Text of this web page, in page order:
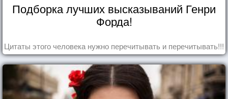
Подборка лучших высказываний Генри
Форда!
Цитаты этого человека нужно перечитывать и перечитывать!!!